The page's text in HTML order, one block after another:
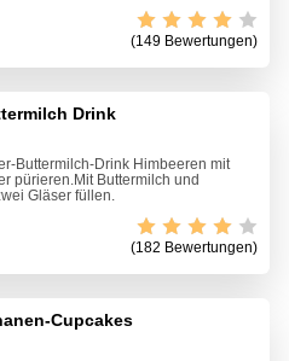
(149 Bewertungen)
Drink
Buttermilch-Drink Himbeeren mit
pürieren.Mit Buttermilch und
Gläser füllen.
(182 Bewertungen)
Cupcakes